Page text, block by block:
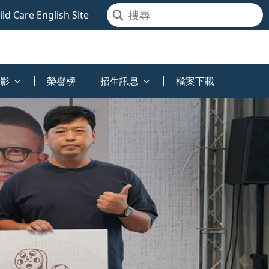
Care English Site
榮譽榜 招生訊息 檔案下載